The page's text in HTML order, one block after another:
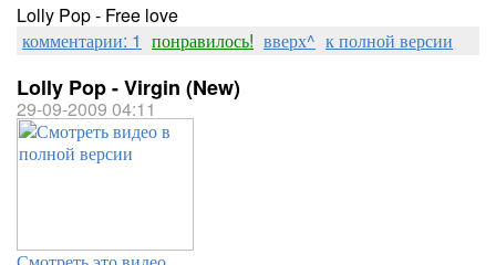
Lolly Pop - Free love
комментарии: 1 понравилось! вверх^ к полной версии
Lolly Pop - Virgin (New)
29-09-2009 04:11